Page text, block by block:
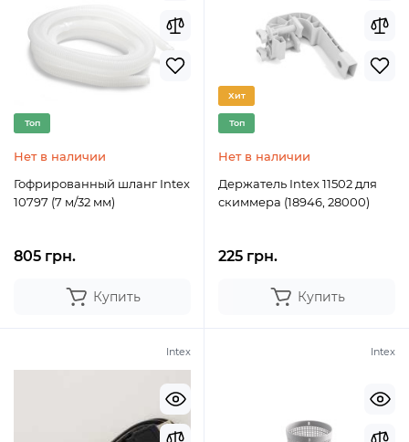
Топ
Нет в наличии
Гофрированный шланг Intex
10797 (7 м/32 мм)
805 грн.
Купить
Хит
Топ
Нет в наличии
Держатель Intex 11502 для
скиммера (18946, 28000)
225 грн.
Купить
Intex Intex